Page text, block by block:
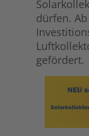
dürfen.
gefördert.